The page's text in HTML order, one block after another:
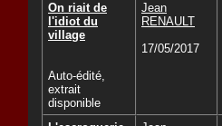
On riait de
l'idiot du
village
Auto-édité,
extrait
disponible
Jean
RENAULT
17/05/2017